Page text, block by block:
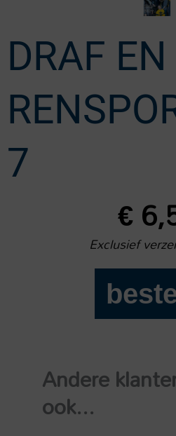
DRAF EN
7
€
Exclusief
en
aantal
Andere
ook...